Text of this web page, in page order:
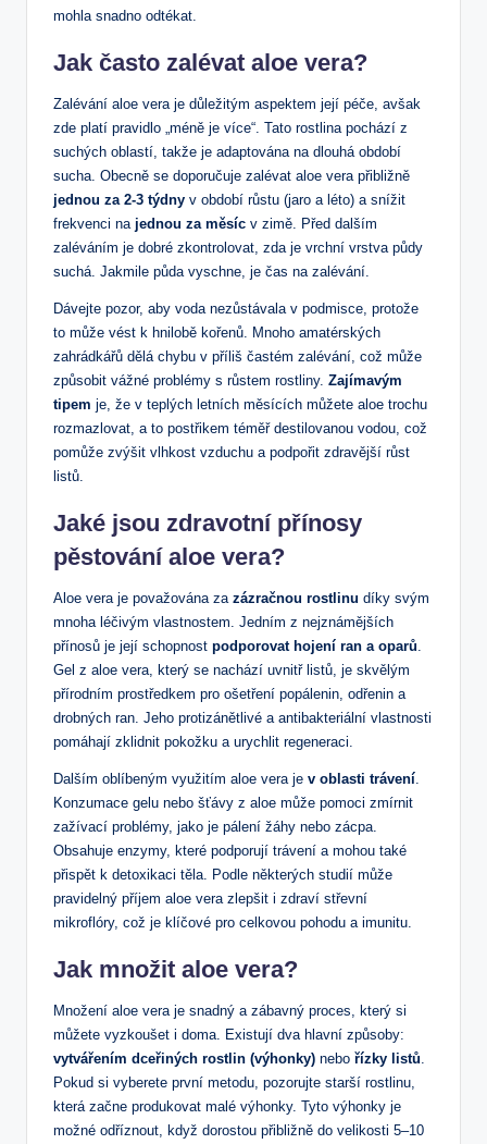
mohla snadno odtékat.
Jak často zalévat aloe vera?
Zalévání aloe vera je důležitým aspektem její péče, avšak
zde platí pravidlo „méně je více“. Tato rostlina pochází z
suchých oblastí, takže je adaptována na dlouhá období
sucha. Obecně se doporučuje zalévat aloe vera přibližně
jednou za 2-3 týdny v období růstu (jaro a léto) a snížit
frekvenci na jednou za měsíc v zimě. Před dalším
zaléváním je dobré zkontrolovat, zda je vrchní vrstva půdy
suchá. Jakmile půda vyschne, je čas na zalévání.
Dávejte pozor, aby voda nezůstávala v podmisce, protože
to může vést k hnilobě kořenů. Mnoho amatérských
zahrádkářů dělá chybu v příliš častém zalévání, což může
způsobit vážné problémy s růstem rostliny. Zajímavým
tipem je, že v teplých letních měsících můžete aloe trochu
rozmazlovat, a to postřikem téměř destilovanou vodou, což
pomůže zvýšit vlhkost vzduchu a podpořit zdravější růst
listů.
Jaké jsou zdravotní přínosy
pěstování aloe vera?
Aloe vera je považována za zázračnou rostlinu díky svým
mnoha léčivým vlastnostem. Jedním z nejznámějších
přínosů je její schopnost podporovat hojení ran a oparů.
Gel z aloe vera, který se nachází uvnitř listů, je skvělým
přírodním prostředkem pro ošetření popálenin, odřenin a
drobných ran. Jeho protizánětlivé a antibakteriální vlastnosti
pomáhají zklidnit pokožku a urychlit regeneraci.
Dalším oblíbeným využitím aloe vera je v oblasti trávení.
Konzumace gelu nebo šťávy z aloe může pomoci zmírnit
zažívací problémy, jako je pálení žáhy nebo zácpa.
Obsahuje enzymy, které podporují trávení a mohou také
přispět k detoxikaci těla. Podle některých studií může
pravidelný příjem aloe vera zlepšit i zdraví střevní
mikroflóry, což je klíčové pro celkovou pohodu a imunitu.
Jak množit aloe vera?
Množení aloe vera je snadný a zábavný proces, který si
můžete vyzkoušet i doma. Existují dva hlavní způsoby:
vytvářením dceřiných rostlin (výhonky) nebo řízky listů.
Pokud si vyberete první metodu, pozorujte starší rostlinu,
která začne produkovat malé výhonky. Tyto výhonky je
možné odříznout, když dorostou přibližně do velikosti 5–10